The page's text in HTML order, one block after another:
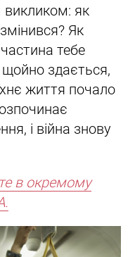
як
Як
тебе
щойно здається,
життя почало
і війна знову
в окремому